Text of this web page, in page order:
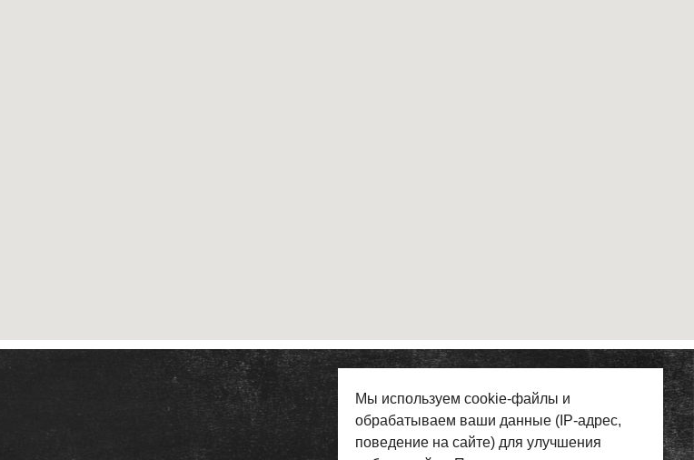
Мы используем cookie-файлы и
обрабатываем ваши данные (IP-адрес,
поведение на сайте) для улучшения